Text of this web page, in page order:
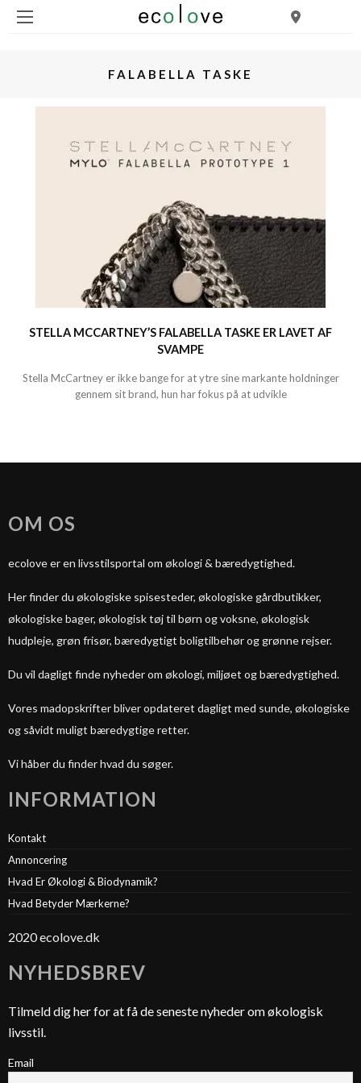
FALABELLA TASKE
STELLA MCCARTNEY’S FALABELLA TASKE ER LAVET AF
SVAMPE
Stella McCartney er ikke bange for at ytre sine markante holdninger
gennem sit brand, hun har fokus på at udvikle
OM OS
ecolove er en livsstilsportal om økologi & bæredygtighed.
Her finder du økologiske spisesteder, økologiske gårdbutikker,
økologiske bager, økologisk tøj til børn og voksne, økologisk
hudpleje, grøn frisør, bæredygtigt boligtilbehør og grønne rejser.
Du vil dagligt finde nyheder om økologi, miljøet og bæredygtighed.
Vores madopskrifter bliver opdateret dagligt med sunde, økologiske
og såvidt muligt bæredygtige retter.
Vi håber du finder hvad du søger.
INFORMATION
Kontakt
Annoncering
Hvad Er Økologi & Biodynamik?
Hvad Betyder Mærkerne?
2020 ecolove.dk
NYHEDSBREV
Tilmeld dig her for at få de seneste nyheder om økologisk
livsstil.
Email